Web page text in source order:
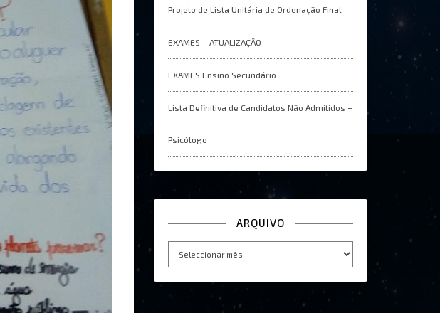
Projeto de Lista Unitária de Ordenação Final
EXAMES – ATUALIZAÇÂO
EXAMES Ensino Secundário
Lista Definitiva de Candidatos Não Admitidos –
Psicólogo
ARQUIVO
Arquivo